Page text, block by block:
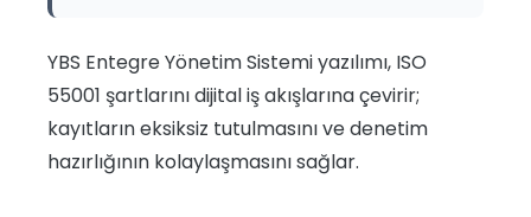
YBS Entegre Yönetim Sistemi yazılımı, ISO
55001 şartlarını dijital iş akışlarına çevirir;
kayıtların eksiksiz tutulmasını ve denetim
hazırlığının kolaylaşmasını sağlar.